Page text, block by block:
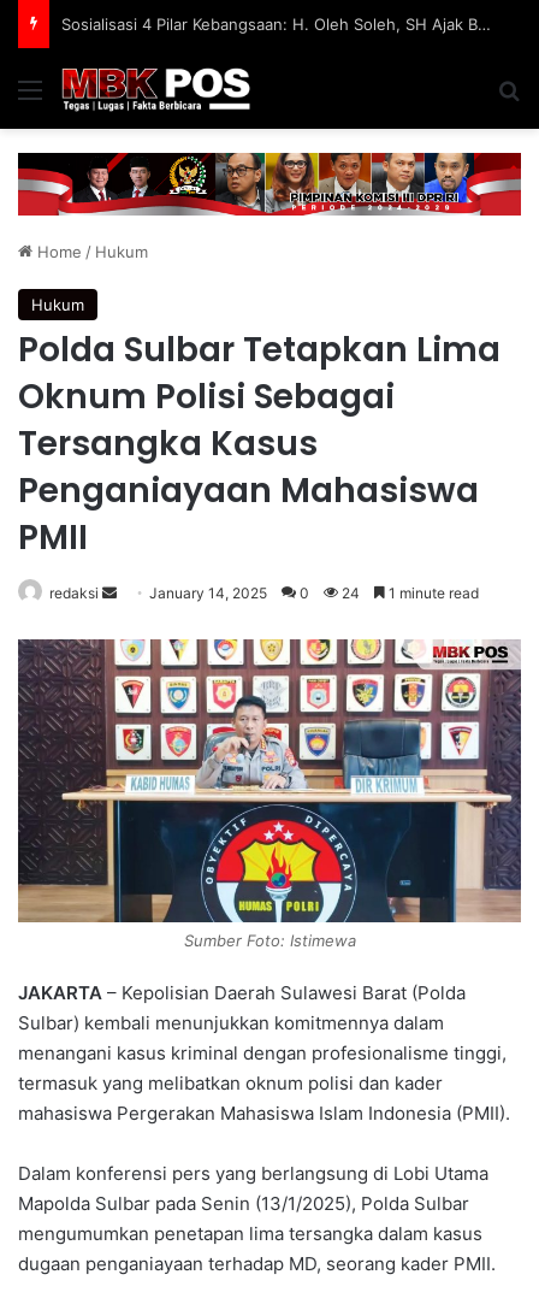
Sosialisasi 4 Pilar Kebangsaan: H. Oleh Soleh, SH Ajak BKPRMI Jaga Anak dari Konten Negatif di Media Sosial
Menu
Home / Hukum
Hukum
Polda Sulbar Tetapkan Lima
Oknum Polisi Sebagai
Tersangka Kasus
Penganiayaan Mahasiswa
PMII
redaksi
n
d
a
n
e
m
January 14, 2025 0 24 1 minute read
Sumber Foto: Istimewa
JAKARTA – Kepolisian Daerah Sulawesi Barat (Polda
Sulbar) kembali menunjukkan komitmennya dalam
menangani kasus kriminal dengan profesionalisme tinggi,
termasuk yang melibatkan oknum polisi dan kader
mahasiswa Pergerakan Mahasiswa Islam Indonesia (PMII).
Dalam konferensi pers yang berlangsung di Lobi Utama
Mapolda Sulbar pada Senin (13/1/2025), Polda Sulbar
mengumumkan penetapan lima tersangka dalam kasus
dugaan penganiayaan terhadap MD, seorang kader PMII.